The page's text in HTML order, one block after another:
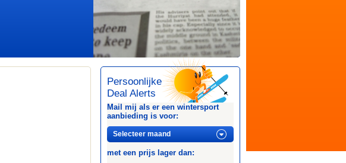
Persoonlijke
Deal Alerts
Mail mij als er een wintersport
aanbieding is voor:
met een prijs lager dan: